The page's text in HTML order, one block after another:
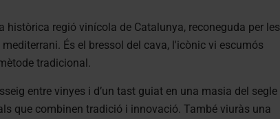
històrica regió vinícola de Catalunya, reconeguda per les
És el bressol del cava, l'icònic vi escumós
tradicional.
entre vinyes i d’un tast guiat en una masia del segle
que combinen tradició i innovació. També viuràs una